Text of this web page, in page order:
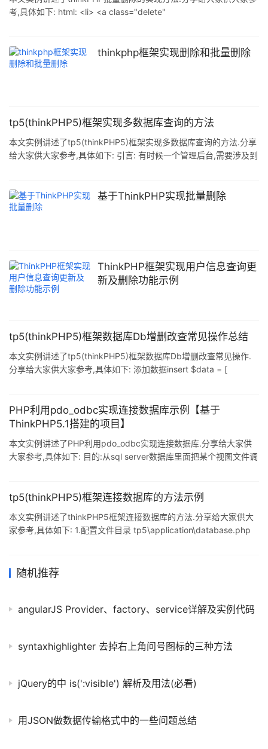
考,具体如下: html: <li> <a class="delete"
calback="navTabAjaxMenu" rel='ids'thinkphp框架实现删除和批量删除
tp5(thinkPHP5)框架实现多数据库查询的方法
本文实例讲述了tp5(thinkPHP5)框架实现多数据库查询的方法.分享
给大家供大家参考,具体如下: 引言: 有时候一个管理后台,需要涉及到
以支持多个数据库连接. 如何处理呢? 1.进行多个数据库的配置 默认
会连接database.php中的数据库信息. <?php // +------------------
基于ThinkPHP实现批量删除
ThinkPHP框架实现用户信息查询更
新及删除功能示例
tp5(thinkPHP5)框架数据库Db增删改查常见操作总结
本文实例讲述了tp5(thinkPHP5)框架数据库Db增删改查常见操作.
分享给大家供大家参考,具体如下: 添加数据insert $data = [
`tf_style` (`name_cn` , `name_en`) VALUES ('张三' , 'jack') tp5
还可以通过ins
PHP利用pdo_odbc实现连接数据库示例【基于
ThinkPHP5.1搭建的项目】
本文实例讲述了PHP利用pdo_odbc实现连接数据库.分享给大家供
大家参考,具体如下: 目的:从sql server数据库里面把某个视图文件调
服务器. 在ThinkPHP5.1的项目中在模块里添加config添加规定好的
'sqlsrv', // 服
tp5(thinkPHP5)框架连接数据库的方法示例
本文实例讲述了thinkPHP5框架连接数据库的方法.分享给大家供大
家参考,具体如下: 1.配置文件目录 tp5\application\database.php
数据库连接 public function data1 () { $DB = Db::connect([ // 数
随机推荐
angularJS Provider、factory、service详解及实例代码
syntaxhighlighter 去掉右上角问号图标的三种方法
jQuery的中 is(':visible') 解析及用法(必看)
用JSON做数据传输格式中的一些问题总结